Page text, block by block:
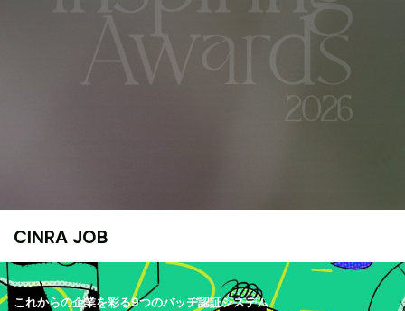
CINRA JOB
これからの企業を彩る9つのバッヂ認証システム